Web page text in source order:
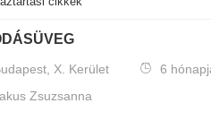
X. Kerület
6
Zsuzsanna